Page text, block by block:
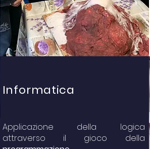
Informatica
Applicazione della logica
attraverso il gioco della